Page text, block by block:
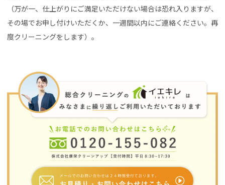
（万が一、仕上がりにご満足いただけない場合は恐れ入りますが、
その場でお申し付けいただくか、一週間以内にご連絡ください。再
度クリーニングをします）。